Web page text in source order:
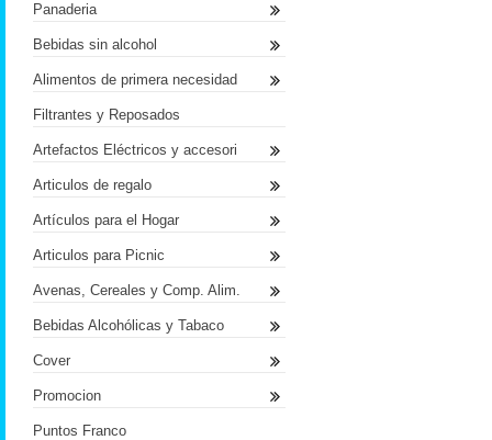
Panaderia
Bebidas sin alcohol
Alimentos de primera necesidad
Filtrantes y Reposados
Artefactos Eléctricos y accesori
Articulos de regalo
Artículos para el Hogar
Articulos para Picnic
Avenas, Cereales y Comp. Alim.
Bebidas Alcohólicas y Tabaco
Cover
Promocion
Puntos Franco